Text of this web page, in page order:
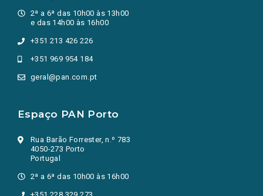
2ª a 6ª das 10h00 às 13h00
e das 14h00 às 16h00
+351 213 426 226
+351 969 954 184
geral@pan.com.pt
Espaço PAN Porto
Rua Barão Forrester, n.º 783
4050-273 Porto
Portugal
2ª a 6ª das 10h00 às 16h00